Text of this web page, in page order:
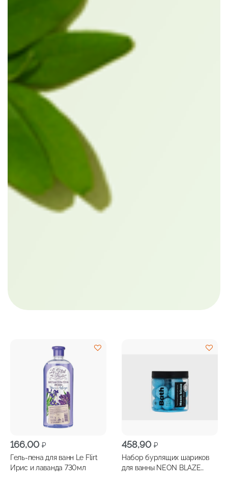
166,00 ₽
Гель-пена для ванн Le Flirt
Ирис и лаванда 730мл
458,90 ₽
Набор бурлящих шариков
для ванны NEON BLAZE